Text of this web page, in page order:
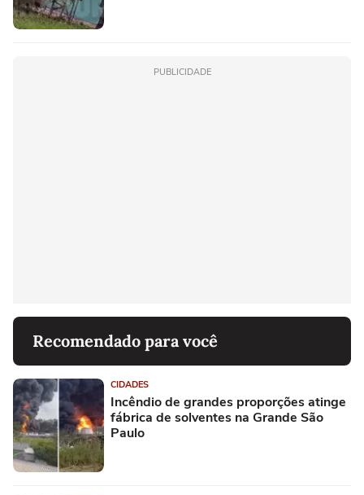
PUBLICIDADE
Recomendado para você
CIDADES
Incêndio de grandes proporções atinge
fábrica de solventes na Grande São
Paulo